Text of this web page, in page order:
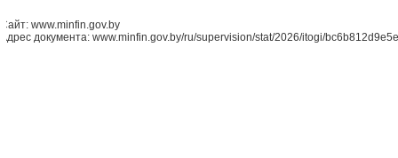
Сайт: www.minfin.gov.by
Адрес документа: www.minfin.gov.by/ru/supervision/stat/2026/itogi/